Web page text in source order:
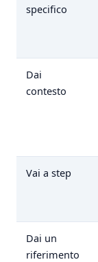
specifico
Dai
contesto
Vai a step
Dai un
riferimento